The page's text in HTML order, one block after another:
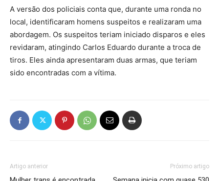
A versão dos policiais conta que, durante uma ronda no
local, identificaram homens suspeitos e realizaram uma
abordagem. Os suspeitos teriam iniciado disparos e eles
revidaram, atingindo Carlos Eduardo durante a troca de
tiros. Eles ainda apresentaram duas armas, que teriam
sido encontradas com a vítima.
Artigo anterior Próximo artigo